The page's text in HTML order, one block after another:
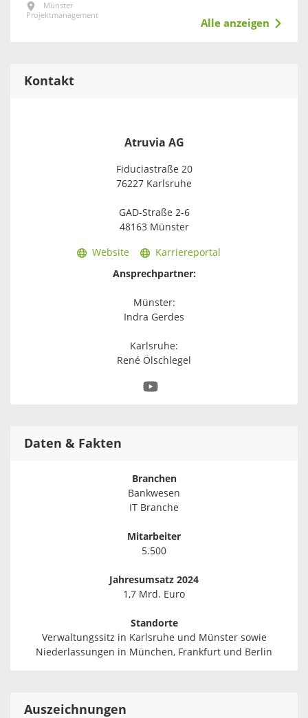
Münster
Projektmanagement
Alle anzeigen
Kontakt
Atruvia AG
Fiduciastraße 20
76227 Karlsruhe
GAD-Straße 2-6
48163 Münster
Website
Karriereportal
Ansprechpartner:
Münster:
Indra Gerdes
Karlsruhe:
René Ölschlegel
Daten & Fakten
Branchen
Bankwesen
IT Branche
Mitarbeiter
5.500
Jahresumsatz 2024
1,7 Mrd. Euro
Standorte
Verwaltungssitz in Karlsruhe und Münster sowie
Niederlassungen in München, Frankfurt und Berlin
Auszeichnungen